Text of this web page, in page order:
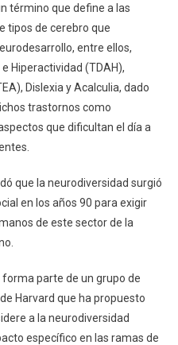
término que define a las
tipos de cerebro que
entre ellos,
Hiperactividad (TDAH),
Dislexia y Acalculia, dado
trastornos como
que dificultan el día a
que la neurodiversidad surgió
en los años 90 para exigir
de este sector de la
parte de un grupo de
Harvard que ha propuesto
a la neurodiversidad
específico en las ramas de